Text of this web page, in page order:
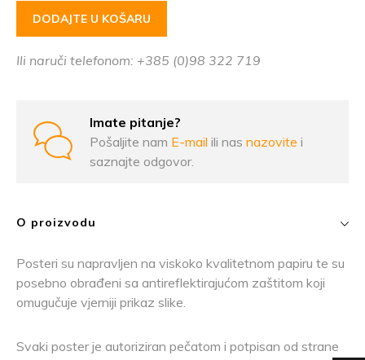
DODAJTE U KOŠARU
Ili naruči telefonom: +385 (0)98 322 719
Imate pitanje?
Pošaljite nam E-mail ili nas nazovite i
saznajte odgovor.
O proizvodu
Posteri su napravljen na viskoko kvalitetnom papiru te su
posebno obrađeni sa antireflektirajućom zaštitom koji
omugučuje vjerniji prikaz slike.
Svaki poster je autoriziran pečatom i potpisan od strane